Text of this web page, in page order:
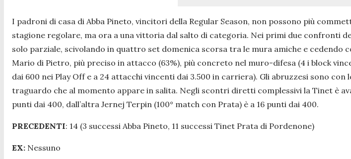
I padroni di casa di Abba Pineto, vincitori della Regular Season, non possono più
stagione regolare, ma ora a una vittoria dal salto di categoria. Nei primi due confronti
solo parziale, scivolando in quattro set domenica scorsa tra le mura amiche e
Mario di Pietro, più preciso in attacco (63%), più concreto nel muro-difesa (4 i block
dai 600 nei Play Off e a 24 attacchi vincenti dai 3.500 in carriera). Gli abruzzesi sono
traguardo che al momento appare in salita. Negli scontri diretti complessivi la Tinet è
punti dai 400, dall’altra Jernej Terpin (100° match con Prata) è a 16 punti dai 400.
PRECEDENTI: 14 (3 successi Abba Pineto, 11 successi Tinet Prata di Pordenone)
EX: Nessuno